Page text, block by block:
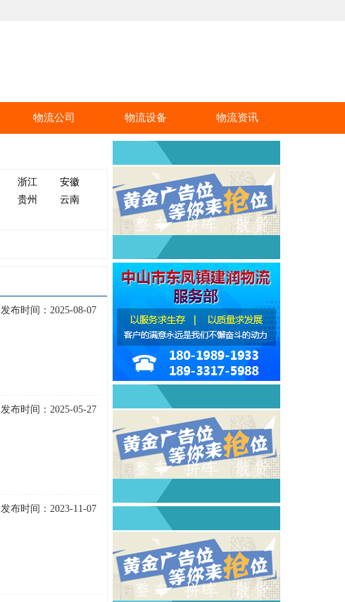
物流公司 物流设备 物流资讯
浙江
安徽
贵州
云南
发布时间：2025-08-07
发布时间：2025-05-27
发布时间：2023-11-07